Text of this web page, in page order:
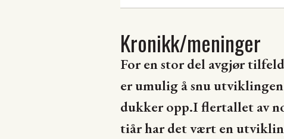
Kronikk/meninger
For en stor del avgjør
er umulig å snu
dukker opp.I flertallet av
tiår har det vært en